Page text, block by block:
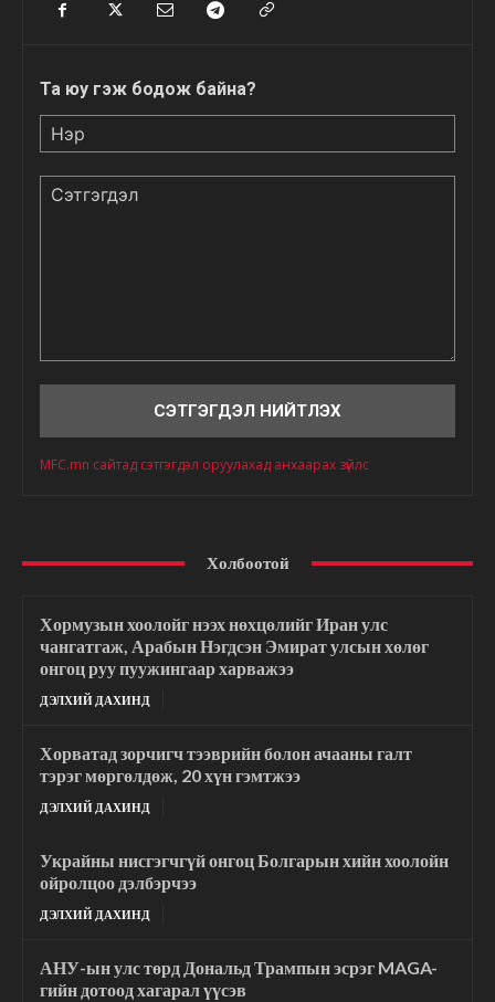
Та юу гэж бодож байна?
MFC.mn сайтад сэтгэгдэл оруулахад анхаарах зүйлс
Холбоотой
Хормузын хоолойг нээх нөхцөлийг Иран улс
чангатгаж, Арабын Нэгдсэн Эмират улсын хөлөг
онгоц руу пуужингаар харважээ
ДЭЛХИЙ ДАХИНД
Хорватад зорчигч тээврийн болон ачааны галт
тэрэг мөргөлдөж, 20 хүн гэмтжээ
ДЭЛХИЙ ДАХИНД
Украйны нисгэгчгүй онгоц Болгарын хийн хоолойн
ойролцоо дэлбэрчээ
ДЭЛХИЙ ДАХИНД
АНУ-ын улс төрд Дональд Трампын эсрэг MAGA-
гийн дотоод хагарал үүсэв